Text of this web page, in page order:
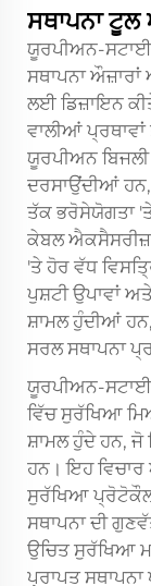
ਸਥਾਪਨਾ ਟੂਲ
ਯੂਰਪੀਅਨ-
ਸਥਾਪਨਾ
ਲਈ ਡਿਜ਼ਾਇਨ
ਵਾਲੀਆਂ
ਯੂਰਪੀਅਨ
ਦਰਸਾਉਂਦੀਆਂ ਹਨ,
ਤੱਕ ਭਰੋਸੇਯੋਗਤਾ
ਕੇਬਲ
'ਤੇ ਹੋਰ ਵੱਧ
ਪੁਸ਼ਟੀ ਉਪਾਵਾਂ
ਸ਼ਾਮਲ ਹੁੰਦੀਆਂ
ਸਰਲ ਸਥਾਪਨਾ
ਯੂਰਪੀਅਨ-
ਵਿੱਚ ਸੁਰੱਖਿਆ
ਸ਼ਾਮਲ ਹੁੰਦੇ ਹਨ, ਜੋ
ਹਨ। ਇਹ
ਸੁਰੱਖਿਆ
ਸਥਾਪਨਾ ਦੀ
ਉਚਿਤ ਸੁਰੱਖਿਆ
ਪ੍ਰਾਪਤ